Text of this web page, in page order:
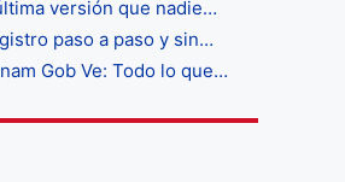
versión que nadie…
paso a paso y sin…
Gob Ve: Todo lo que…